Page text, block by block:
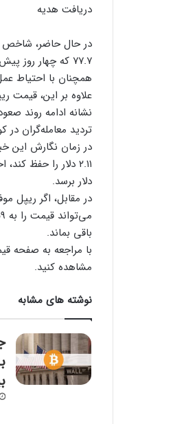
دریافت هدیه
۷۷.۷ که چهار
همچنان با احتیاط
علاوه بر این، قیمت
نشانه‌ ادامه‌ روند
تردید معامله‌گران
دلار برسد.
باقی بماند.
با مراجعه به صفحه
مشاهده کنید.
نوشته های مشابه